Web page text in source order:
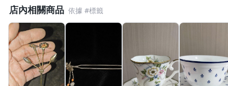
女裝與服飾配件
男性精品與服飾
手錶與飾品配件
女包精品與女鞋
店內相關商品